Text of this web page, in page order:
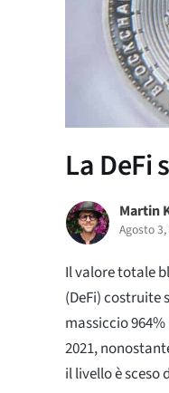
La
Martin
Agosto
Il valore totale
(DeFi) costruite
massiccio
2021,
il livello è sceso